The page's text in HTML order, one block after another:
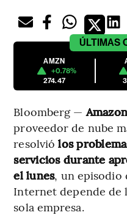
ÚLTIMAS
AMZN
+0.78%
274.47
Bloomberg —
proveedor de nube
resolvió los
servicios durante
el lunes, un episodio
Internet depende de
sola empresa.